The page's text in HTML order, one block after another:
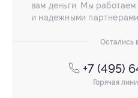
вам деньги. Мы
и надежными партнерами
Остались
+7 (495)
Горячая